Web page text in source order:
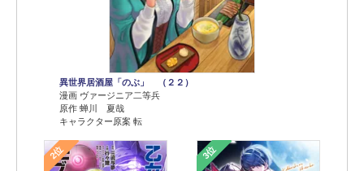
異世界居酒屋「のぶ」 （２２）
漫画 ヴァージニア二等兵
原作 蝉川 夏哉
キャラクター原案 転
2位 3位